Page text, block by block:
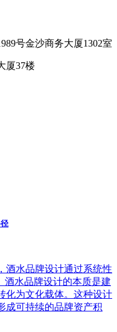
号金沙商务大厦1302室
37楼
酒水品牌设计通过系统性
酒水品牌设计的本质是建
化为文化载体。这种设计
成可持续的品牌资产积